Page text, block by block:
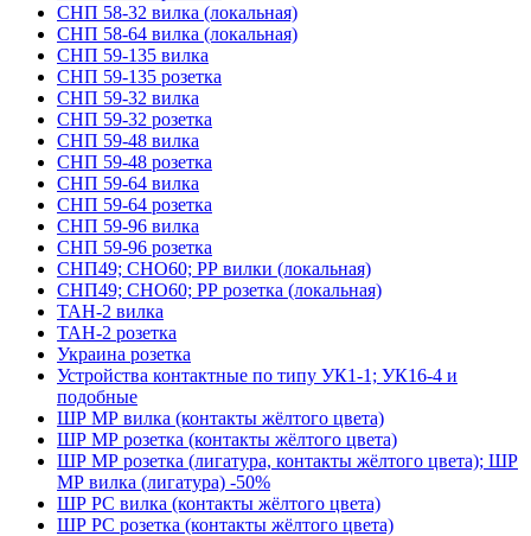
СНП 58-32 вилка (локальная)
СНП 58-64 вилка (локальная)
СНП 59-135 вилка
СНП 59-135 розетка
СНП 59-32 вилка
СНП 59-32 розетка
СНП 59-48 вилка
СНП 59-48 розетка
СНП 59-64 вилка
СНП 59-64 розетка
СНП 59-96 вилка
СНП 59-96 розетка
СНП49; СНО60; РР вилки (локальная)
СНП49; СНО60; РР розетка (локальная)
ТАН-2 вилка
ТАН-2 розетка
Украина розетка
Устройства контактные по типу УК1-1; УК16-4 и
подобные
ШР МР вилка (контакты жёлтого цвета)
ШР МР розетка (контакты жёлтого цвета)
ШР МР розетка (лигатура, контакты жёлтого цвета); ШР
МР вилка (лигатура) -50%
ШР РС вилка (контакты жёлтого цвета)
ШР РС розетка (контакты жёлтого цвета)